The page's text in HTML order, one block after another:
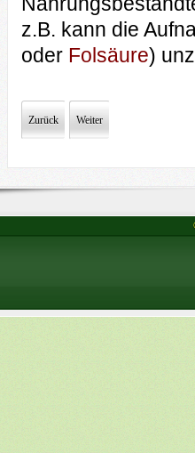
z.B. kann die
oder Folsäure)
Zurück Weiter